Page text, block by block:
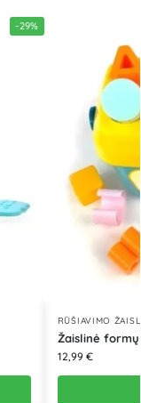
-29%
RŪŠIAVIMO
Žaislinė
12,99 €